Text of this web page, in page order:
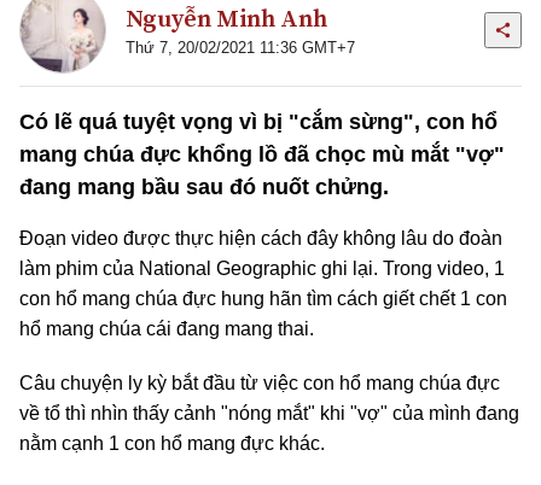
Nguyễn Minh Anh
Thứ 7, 20/02/2021 11:36 GMT+7
Có lẽ quá tuyệt vọng vì bị "cắm sừng", con hổ
mang chúa đực khổng lồ đã chọc mù mắt "vợ"
đang mang bầu sau đó nuốt chửng.
Đoạn video được thực hiện cách đây không lâu do đoàn
làm phim của National Geographic ghi lại. Trong video, 1
con hổ mang chúa đực hung hãn tìm cách giết chết 1 con
hổ mang chúa cái đang mang thai.
Câu chuyện ly kỳ bắt đầu từ việc con hổ mang chúa đực
về tổ thì nhìn thấy cảnh "nóng mắt" khi "vợ" của mình đang
nằm cạnh 1 con hổ mang đực khác.